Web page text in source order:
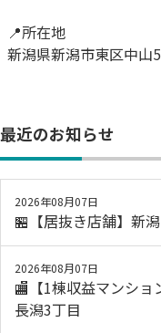
📍所在地
新潟県新潟市東区中山5
最近のお知らせ
2026年08月07日
🏪【居抜き店舗】新
2026年08月07日
🏬【1棟収益マンシ
長潟3丁目